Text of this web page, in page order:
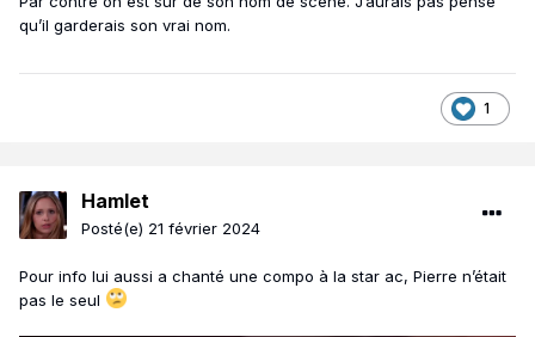
qu’il garderais son vrai nom.
1
Hamlet
Posté(e) 21 février 2024
Pour info lui aussi a chanté une compo à la star ac, Pierre n’était
pas le seul